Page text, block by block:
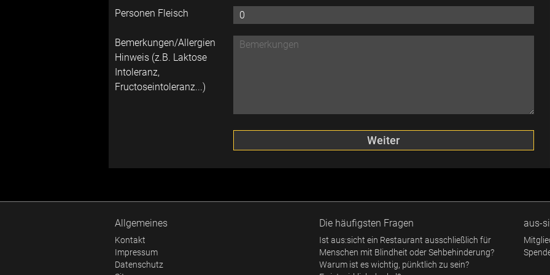
Personen Fleisch
Bemerkungen/Allergien
Hinweis (z.B. Laktose
Intoleranz,
Fructoseintoleranz...)
Allgemeines
Kontakt
Impressum
Datenschutz
Die häufigsten Fragen
Ist aus:sicht ein Restaurant ausschließlich für
Menschen mit Blindheit oder Sehbehinderung?
Warum ist es wichtig, pünktlich zu sein?
aus-